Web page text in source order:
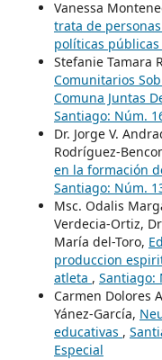
Vanessa
trata de
políticas públicas
Stefanie Tamara
Comunitarios
Comuna Juntas
Santiago: Núm.
Dr. Jorge V.
Rodríguez-
en la formación
Santiago: Núm.
Msc. Odalis
Verdecia-Ortiz,
María del-Toro,
produccion
atleta , Santiago:
Carmen Dolores
Yánez-García,
educativas ,
Especial